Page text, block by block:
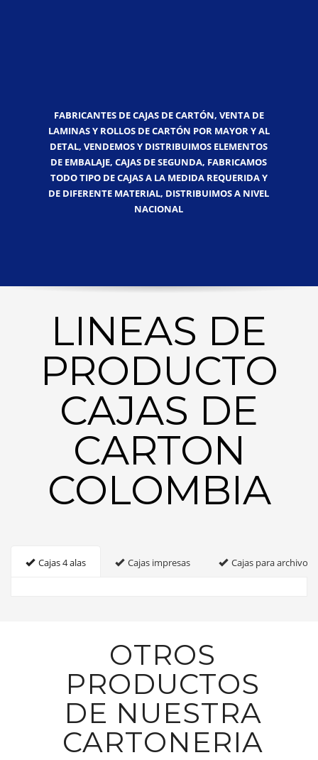
FABRICANTES DE CAJAS DE CARTÓN, VENTA DE
LAMINAS Y ROLLOS DE CARTÓN POR MAYOR Y AL
DETAL, VENDEMOS Y DISTRIBUIMOS ELEMENTOS
DE EMBALAJE, CAJAS DE SEGUNDA, FABRICAMOS
TODO TIPO DE CAJAS A LA MEDIDA REQUERIDA Y
DE DIFERENTE MATERIAL, DISTRIBUIMOS A NIVEL
NACIONAL
LINEAS DE
PRODUCTO
CAJAS DE
CARTON
COLOMBIA
Cajas 4 alas Cajas impresas Cajas para archivo
OTROS
PRODUCTOS
DE NUESTRA
CARTONERIA